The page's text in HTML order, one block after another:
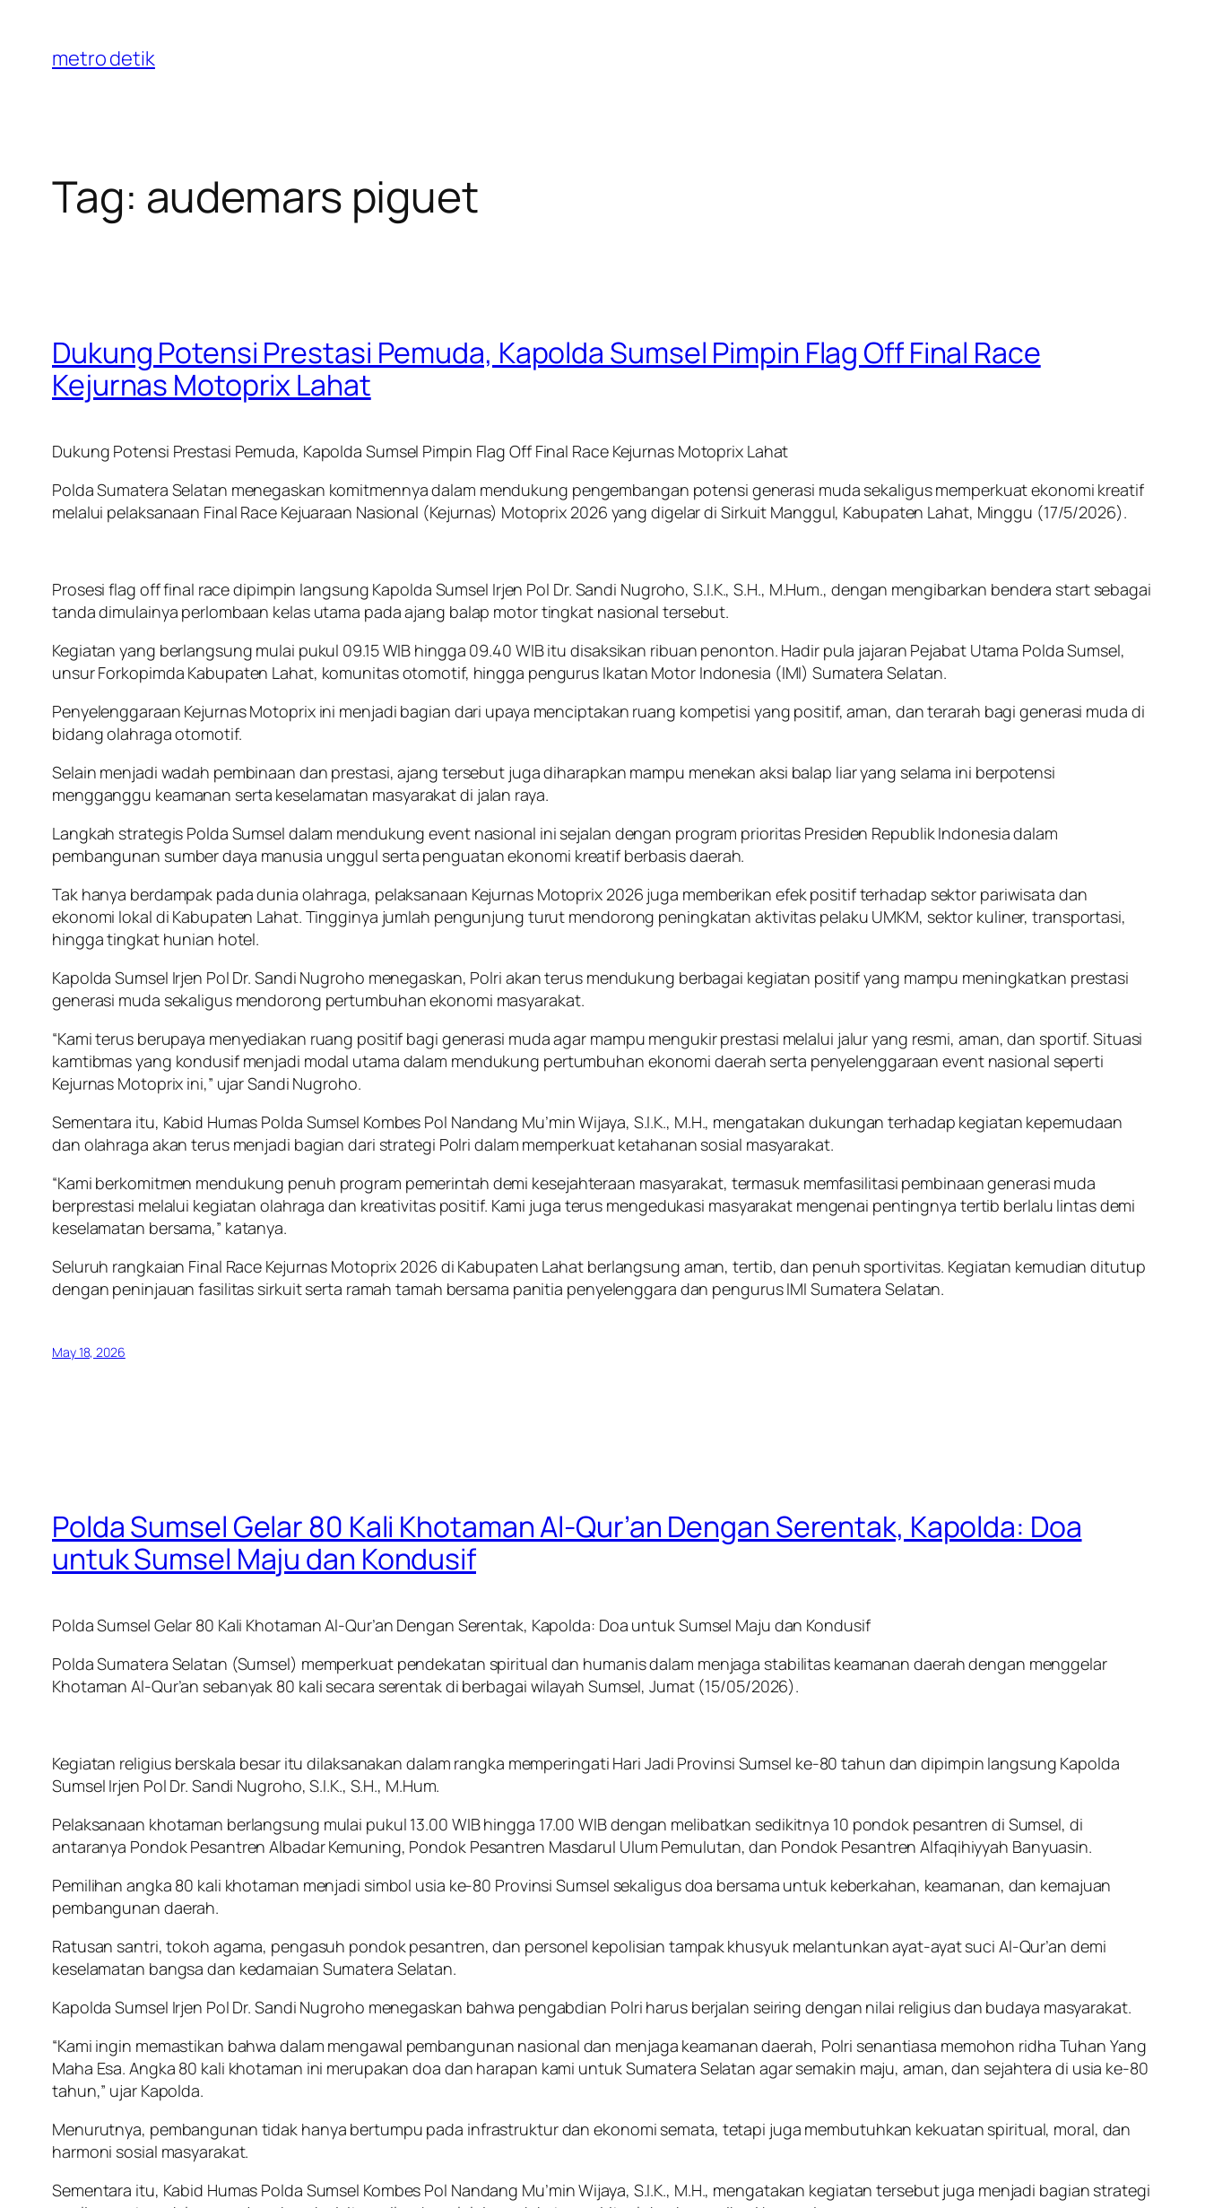
content
metro detik
Tag: audemars piguet
Dukung Potensi Prestasi Pemuda, Kapolda Sumsel Pimpin Flag Off Final Race
Kejurnas Motoprix Lahat
Dukung Potensi Prestasi Pemuda, Kapolda Sumsel Pimpin Flag Off Final Race Kejurnas Motoprix Lahat
Polda Sumatera Selatan menegaskan komitmennya dalam mendukung pengembangan potensi generasi muda sekaligus memperkuat ekonomi kreatif
melalui pelaksanaan Final Race Kejuaraan Nasional (Kejurnas) Motoprix 2026 yang digelar di Sirkuit Manggul, Kabupaten Lahat, Minggu (17/5/2026).
Prosesi flag off final race dipimpin langsung Kapolda Sumsel Irjen Pol Dr. Sandi Nugroho, S.I.K., S.H., M.Hum., dengan mengibarkan bendera start sebagai
tanda dimulainya perlombaan kelas utama pada ajang balap motor tingkat nasional tersebut.
Kegiatan yang berlangsung mulai pukul 09.15 WIB hingga 09.40 WIB itu disaksikan ribuan penonton. Hadir pula jajaran Pejabat Utama Polda Sumsel,
unsur Forkopimda Kabupaten Lahat, komunitas otomotif, hingga pengurus Ikatan Motor Indonesia (IMI) Sumatera Selatan.
Penyelenggaraan Kejurnas Motoprix ini menjadi bagian dari upaya menciptakan ruang kompetisi yang positif, aman, dan terarah bagi generasi muda di
bidang olahraga otomotif.
Selain menjadi wadah pembinaan dan prestasi, ajang tersebut juga diharapkan mampu menekan aksi balap liar yang selama ini berpotensi
mengganggu keamanan serta keselamatan masyarakat di jalan raya.
Langkah strategis Polda Sumsel dalam mendukung event nasional ini sejalan dengan program prioritas Presiden Republik Indonesia dalam
pembangunan sumber daya manusia unggul serta penguatan ekonomi kreatif berbasis daerah.
Tak hanya berdampak pada dunia olahraga, pelaksanaan Kejurnas Motoprix 2026 juga memberikan efek positif terhadap sektor pariwisata dan
ekonomi lokal di Kabupaten Lahat. Tingginya jumlah pengunjung turut mendorong peningkatan aktivitas pelaku UMKM, sektor kuliner, transportasi,
hingga tingkat hunian hotel.
Kapolda Sumsel Irjen Pol Dr. Sandi Nugroho menegaskan, Polri akan terus mendukung berbagai kegiatan positif yang mampu meningkatkan prestasi
generasi muda sekaligus mendorong pertumbuhan ekonomi masyarakat.
“Kami terus berupaya menyediakan ruang positif bagi generasi muda agar mampu mengukir prestasi melalui jalur yang resmi, aman, dan sportif. Situasi
kamtibmas yang kondusif menjadi modal utama dalam mendukung pertumbuhan ekonomi daerah serta penyelenggaraan event nasional seperti
Kejurnas Motoprix ini,” ujar Sandi Nugroho.
Sementara itu, Kabid Humas Polda Sumsel Kombes Pol Nandang Mu’min Wijaya, S.I.K., M.H., mengatakan dukungan terhadap kegiatan kepemudaan
dan olahraga akan terus menjadi bagian dari strategi Polri dalam memperkuat ketahanan sosial masyarakat.
“Kami berkomitmen mendukung penuh program pemerintah demi kesejahteraan masyarakat, termasuk memfasilitasi pembinaan generasi muda
berprestasi melalui kegiatan olahraga dan kreativitas positif. Kami juga terus mengedukasi masyarakat mengenai pentingnya tertib berlalu lintas demi
keselamatan bersama,” katanya.
Seluruh rangkaian Final Race Kejurnas Motoprix 2026 di Kabupaten Lahat berlangsung aman, tertib, dan penuh sportivitas. Kegiatan kemudian ditutup
dengan peninjauan fasilitas sirkuit serta ramah tamah bersama panitia penyelenggara dan pengurus IMI Sumatera Selatan.
May 18, 2026
Polda Sumsel Gelar 80 Kali Khotaman Al-Qur’an Dengan Serentak, Kapolda: Doa
untuk Sumsel Maju dan Kondusif
Polda Sumsel Gelar 80 Kali Khotaman Al-Qur’an Dengan Serentak, Kapolda: Doa untuk Sumsel Maju dan Kondusif
Polda Sumatera Selatan (Sumsel) memperkuat pendekatan spiritual dan humanis dalam menjaga stabilitas keamanan daerah dengan menggelar
Khotaman Al-Qur’an sebanyak 80 kali secara serentak di berbagai wilayah Sumsel, Jumat (15/05/2026).
Kegiatan religius berskala besar itu dilaksanakan dalam rangka memperingati Hari Jadi Provinsi Sumsel ke-80 tahun dan dipimpin langsung Kapolda
Sumsel Irjen Pol Dr. Sandi Nugroho, S.I.K., S.H., M.Hum.
Pelaksanaan khotaman berlangsung mulai pukul 13.00 WIB hingga 17.00 WIB dengan melibatkan sedikitnya 10 pondok pesantren di Sumsel, di
antaranya Pondok Pesantren Albadar Kemuning, Pondok Pesantren Masdarul Ulum Pemulutan, dan Pondok Pesantren Alfaqihiyyah Banyuasin.
Pemilihan angka 80 kali khotaman menjadi simbol usia ke-80 Provinsi Sumsel sekaligus doa bersama untuk keberkahan, keamanan, dan kemajuan
pembangunan daerah.
Ratusan santri, tokoh agama, pengasuh pondok pesantren, dan personel kepolisian tampak khusyuk melantunkan ayat-ayat suci Al-Qur’an demi
keselamatan bangsa dan kedamaian Sumatera Selatan.
Kapolda Sumsel Irjen Pol Dr. Sandi Nugroho menegaskan bahwa pengabdian Polri harus berjalan seiring dengan nilai religius dan budaya masyarakat.
“Kami ingin memastikan bahwa dalam mengawal pembangunan nasional dan menjaga keamanan daerah, Polri senantiasa memohon ridha Tuhan Yang
Maha Esa. Angka 80 kali khotaman ini merupakan doa dan harapan kami untuk Sumatera Selatan agar semakin maju, aman, dan sejahtera di usia ke-80
tahun,” ujar Kapolda.
Menurutnya, pembangunan tidak hanya bertumpu pada infrastruktur dan ekonomi semata, tetapi juga membutuhkan kekuatan spiritual, moral, dan
harmoni sosial masyarakat.
Sementara itu, Kabid Humas Polda Sumsel Kombes Pol Nandang Mu’min Wijaya, S.I.K., M.H., mengatakan kegiatan tersebut juga menjadi bagian strategi